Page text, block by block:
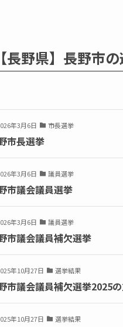
【長野県】長野市
年3月6日 市長選挙
市長選挙
年3月6日 議員選挙
市議会議員選挙
年3月6日 議員選挙
市議会議員補欠選挙
年10月27日 選挙結果
市議会議員補欠選挙2025
年10月27日 選挙結果